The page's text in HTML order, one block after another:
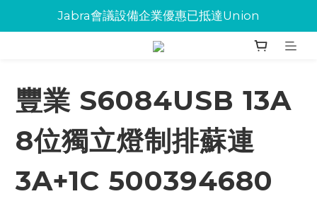
Jabra會議設備企業優惠已抵達Union
Jabra會議設備企業優惠已抵達Union
環保碳粉歡迎大量下單
豐業 S6084USB 13A
8位獨立燈制排蘇連
3A+1C 500394680